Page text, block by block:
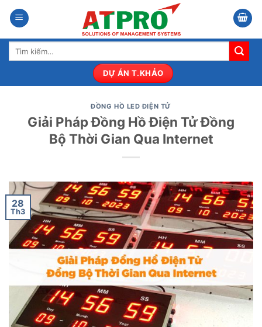
qua
nội
dung
Tìm
DỰ ÁN T.KHẢO
ĐỒNG HỒ LED ĐIỆN TỬ
Giải Pháp Đồng Hồ Điện Tử Đồng
Bộ Thời Gian Qua Internet
28
Th3